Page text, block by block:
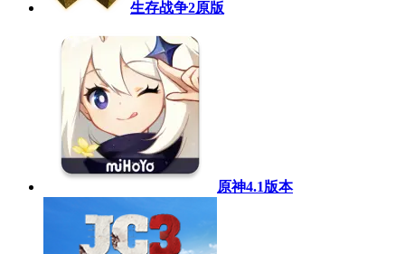
生存战争2原版
原神4.1版本